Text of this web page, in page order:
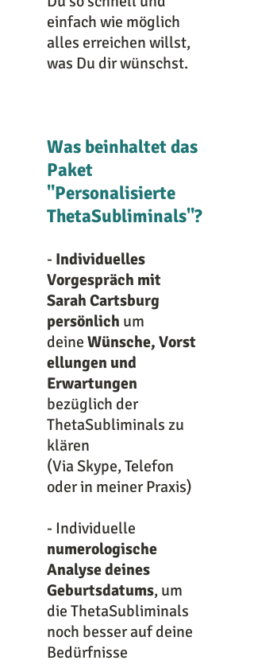
einfach wie möglich
alles erreichen willst,
was Du dir wünschst.
Was beinhaltet das
Paket
"Personalisierte
ThetaSubliminals"?
- Individuelles
Vorgespräch mit
Sarah Cartsburg
persönlich um
deine Wünsche, Vorst
ellungen und
Erwartungen
bezüglich der
ThetaSubliminals zu
klären
(Via Skype, Telefon
oder in meiner Praxis)
- Individuelle
numerologische
Analyse deines
Geburtsdatums, um
die ThetaSubliminals
noch besser auf deine
Bedürfnisse